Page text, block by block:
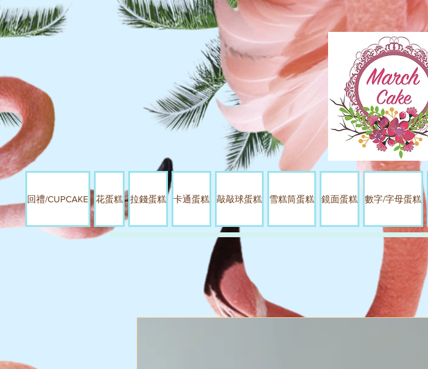
回禮/CUPCAKE 花蛋糕 拉錢蛋糕 卡通蛋糕 敲敲球蛋糕 雪糕筒蛋糕 鏡面蛋糕 數字/字母蛋糕